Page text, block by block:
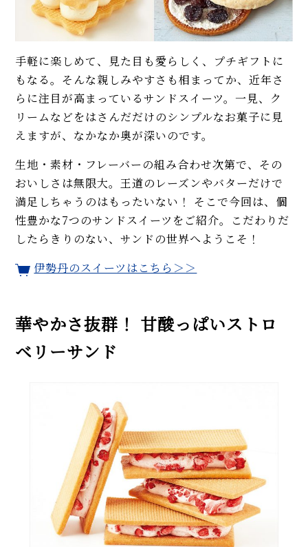
手軽に楽しめて、見た目も愛らしく、プチギフトに
もなる。そんな親しみやすさも相まってか、近年さ
らに注目が高まっているサンドスイーツ。一見、ク
リームなどをはさんだだけのシンプルなお菓子に見
えますが、なかなか奥が深いのです。
生地・素材・フレーバーの組み合わせ次第で、その
おいしさは無限大。王道のレーズンやバターだけで
満足しちゃうのはもったいない！ そこで今回は、個
性豊かな7つのサンドスイーツをご紹介。こだわりだ
したらきりのない、サンドの世界へようこそ！
伊勢丹のスイーツはこちら＞＞
華やかさ抜群！ 甘酸っぱいストロ
ベリーサンド